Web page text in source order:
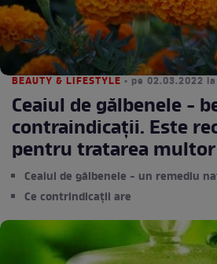
BEAUTY & LIFESTYLE • pe 02.03.2022
Ceaiul de gălbenele -
contraindicații. Este
pentru tratarea
Ceaiul de gălbenele - un remediu
Ce contrindicații are